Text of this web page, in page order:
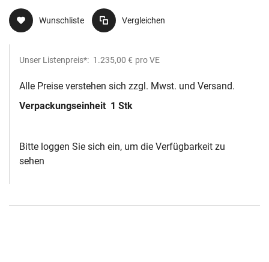
Wunschliste Vergleichen
Unser Listenpreis*: 1.235,00 € pro VE
Alle Preise verstehen sich zzgl. Mwst. und Versand.
Verpackungseinheit 1 Stk
Bitte loggen Sie sich ein, um die Verfügbarkeit zu
sehen